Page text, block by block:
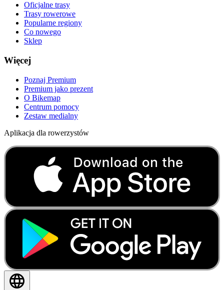
Oficjalne trasy
Trasy rowerowe
Popularne regiony
Co nowego
Sklep
Więcej
Poznaj Premium
Premium jako prezent
O Bikemap
Centrum pomocy
Zestaw medialny
Aplikacja dla rowerzystów